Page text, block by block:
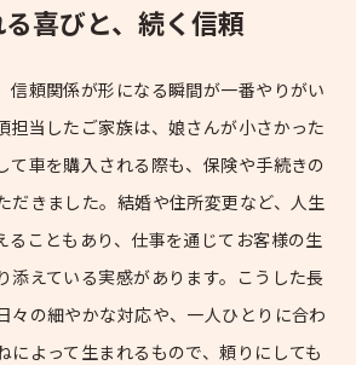
喜びと、続く信頼
信頼関係が形になる瞬間が一番やりがい
担当したご家族は、娘さんが小さかった
て車を購入される際も、保険や手続きの
だきました。結婚や住所変更など、人生
ることもあり、仕事を通じてお客様の生
添えている実感があります。こうした長
々の細やかな対応や、一人ひとりに合わ
によって生まれるもので、頼りにしても